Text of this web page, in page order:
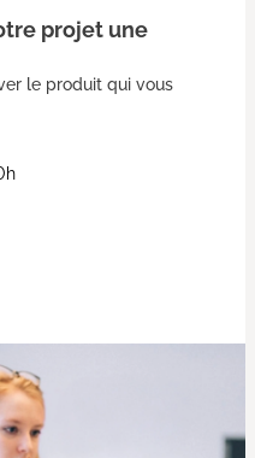
projet une
le produit qui vous